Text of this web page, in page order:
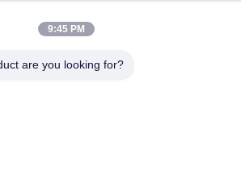
Спектральный анализатор RF
2026 Shenzhen Meigaolan Electronic
Co. Ltd Все права защищены.
9:45 PM
are you looking for?